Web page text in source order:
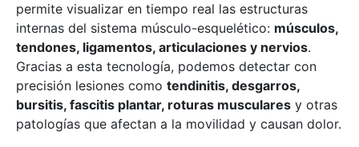
permite visualizar en tiempo real las estructuras
internas del sistema músculo-esquelético: músculos,
tendones, ligamentos, articulaciones y nervios.
Gracias a esta tecnología, podemos detectar con
precisión lesiones como tendinitis, desgarros,
bursitis, fascitis plantar, roturas musculares y otras
patologías que afectan a la movilidad y causan dolor.